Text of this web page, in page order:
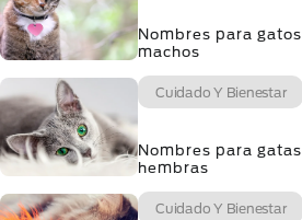
Nombres para gatos
machos
Cuidado Y Bienestar
Nombres para gatas
hembras
Cuidado Y Bienestar